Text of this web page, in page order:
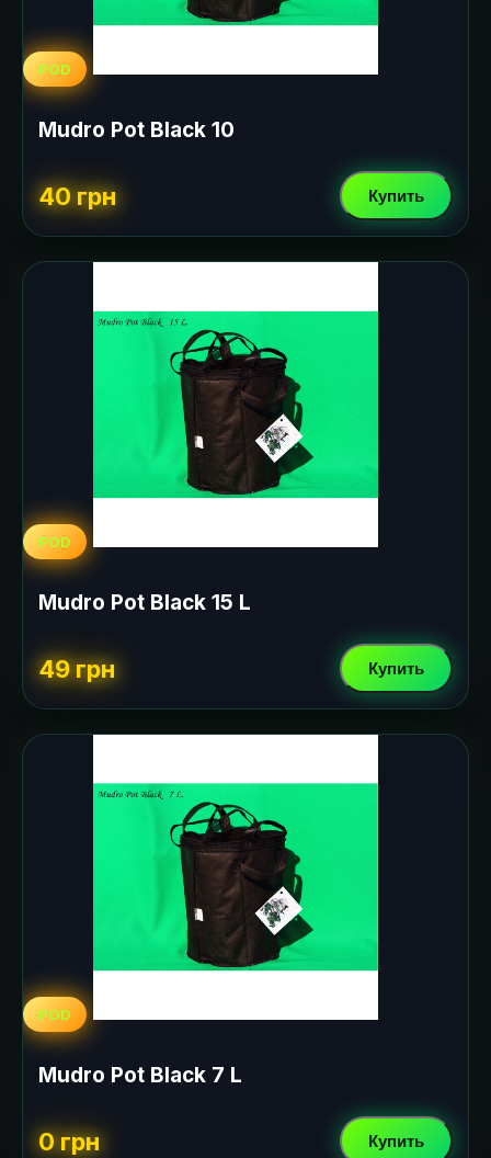
POD
Mudro Pot Black 10
40 грн Купить
POD
Mudro Pot Black 15 L
49 грн Купить
POD
Mudro Pot Black 7 L
0 грн Купить